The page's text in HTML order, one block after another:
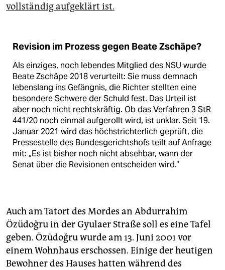
vollständig aufgeklärt ist.
Revision im Prozess gegen Beate Zschäpe?
Als einziges, noch lebendes Mitglied des NSU wurde
Beate Zschäpe 2018 verurteilt: Sie muss demnach
lebenslang ins Gefängnis, die Richter stellten eine
besondere Schwere der Schuld fest. Das Urteil ist
aber noch nicht rechtskräftig. Ob das Verfahren 3 StR
441/20 noch einmal aufgerollt wird, ist unklar. Seit 19.
Januar 2021 wird das höchstrichterlich geprüft, die
Pressestelle des Bundesgerichtshofs teilt auf Anfrage
mit: „Es ist bisher noch nicht absehbar, wann der
Senat über die Revisionen entscheiden wird.“
Auch am Tatort des Mordes an Abdurrahim
Özüdoğru in der Gyulaer Straße soll es eine Tafel
geben. Özüdoğru wurde am 13. Juni 2001 vor
einem Wohnhaus erschossen. Einige der heutigen
Bewohner des Hauses hatten während des